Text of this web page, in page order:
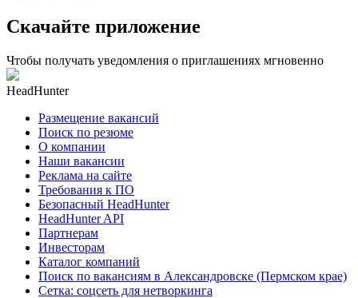
Скачайте приложение
Чтобы получать уведомления о приглашениях мгновенно
HeadHunter
Размещение вакансий
Поиск по резюме
О компании
Наши вакансии
Реклама на сайте
Требования к ПО
Безопасный HeadHunter
HeadHunter API
Партнерам
Инвесторам
Каталог компаний
Поиск по вакансиям в Александровске (Пермском крае)
Сетка: соцсеть для нетворкинга